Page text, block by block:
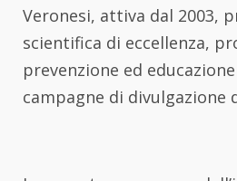
Veronesi, attiva dal 2003,
scientifica di eccellenza,
prevenzione ed
campagne di divulgazione